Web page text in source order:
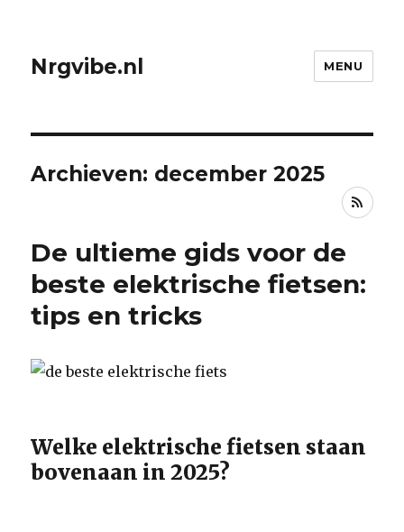
Nrgvibe.nl MENU
Archieven: december 2025
RSS
De ultieme gids voor de
beste elektrische fietsen:
tips en tricks
Welke elektrische fietsen staan
bovenaan in 2025?